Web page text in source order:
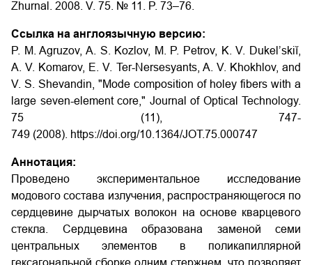
Zhurnal. 2008. V. 75. № 11. P. 73–76.
Ссылка на англоязычную версию:
P. M. Agruzov, A. S. Kozlov, M. P. Petrov, K. V. Dukel’skiĭ,
A. V. Komarov, E. V. Ter-Nersesyants, A. V. Khokhlov, and
V. S. Shevandin, "Mode composition of holey fibers with a
large seven-element core," Journal of Optical Technology.
75 (11), 747-
749 (2008). https://doi.org/10.1364/JOT.75.000747
Аннотация:
Проведено экспериментальное исследование
модового состава излучения, распространяющегося по
сердцевине дырчатых волокон на основе кварцевого
стекла. Сердцевина образована заменой семи
центральных элементов в поликапиллярной
гексагональной сборке одним стержнем, что позволяет